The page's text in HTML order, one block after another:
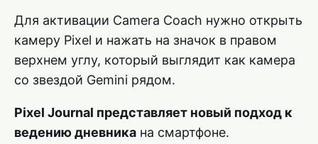
Для активации Camera Coach нужно открыть
камеру Pixel и нажать на значок в правом
верхнем углу, который выглядит как камера
со звездой Gemini рядом.
Pixel Journal представляет новый подход к
ведению дневника на смартфоне.